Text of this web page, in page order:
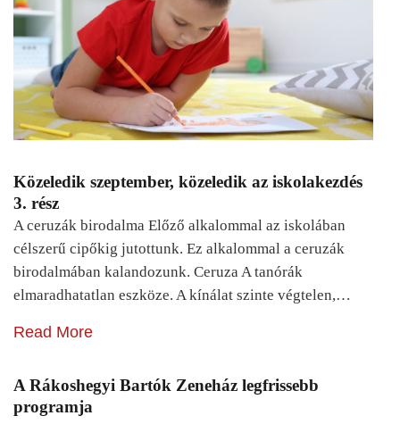
Közeledik szeptember, közeledik az iskolakezdés
3. rész
A ceruzák birodalma Előző alkalommal az iskolában
célszerű cipőkig jutottunk. Ez alkalommal a ceruzák
birodalmában kalandozunk. Ceruza A tanórák
elmaradhatatlan eszköze. A kínálat szinte végtelen,…
Read More
A Rákoshegyi Bartók Zeneház legfrissebb
programja